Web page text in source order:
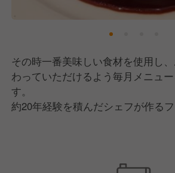
その時一番美味しい食材を使用し
わっていただけるよう毎月メニュ
す。
約20年経験を積んだシェフが作る